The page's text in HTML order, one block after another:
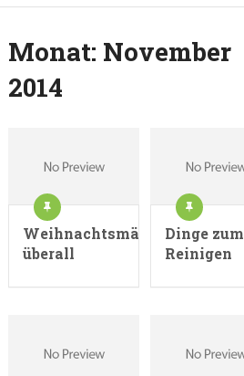
Monat: November
2014
Weihnachtsmärkte
überall
Dinge zum
Reinigen